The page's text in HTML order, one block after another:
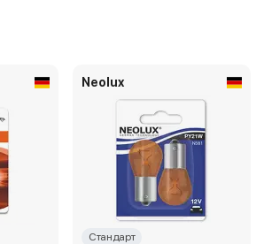
Neolux
Стандарт